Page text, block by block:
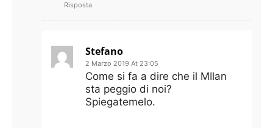
Risposta
Stefano
2 Marzo 2019 At 23:05
Come si fa a dire che il MIlan
sta peggio di noi?
Spiegatemelo.